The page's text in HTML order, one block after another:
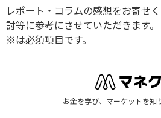
レポート・コラムの感想をお寄せ
討等に参考にさせていただきます。
※は必須項目です。
お金を学び、マーケットを知